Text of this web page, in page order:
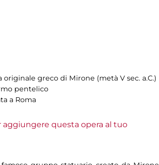
originale greco di Mirone (metà V sec. a.C.)
pentelico
a Roma
aggiungere questa opera al tuo